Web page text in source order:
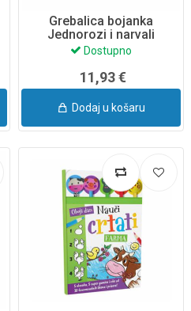
Grebalica bojanka
Jednorozi i narvali
Dostupno
11,93 €
Dodaj u košaru